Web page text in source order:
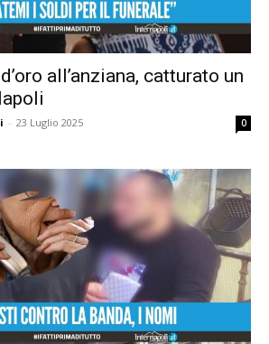
all’anziana, catturato un
- 23 Luglio 2025 0